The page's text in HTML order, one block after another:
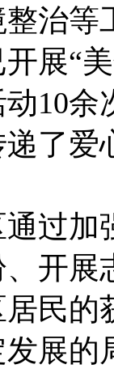
整治
展“
10
了爱
过加
开展
民的
展的